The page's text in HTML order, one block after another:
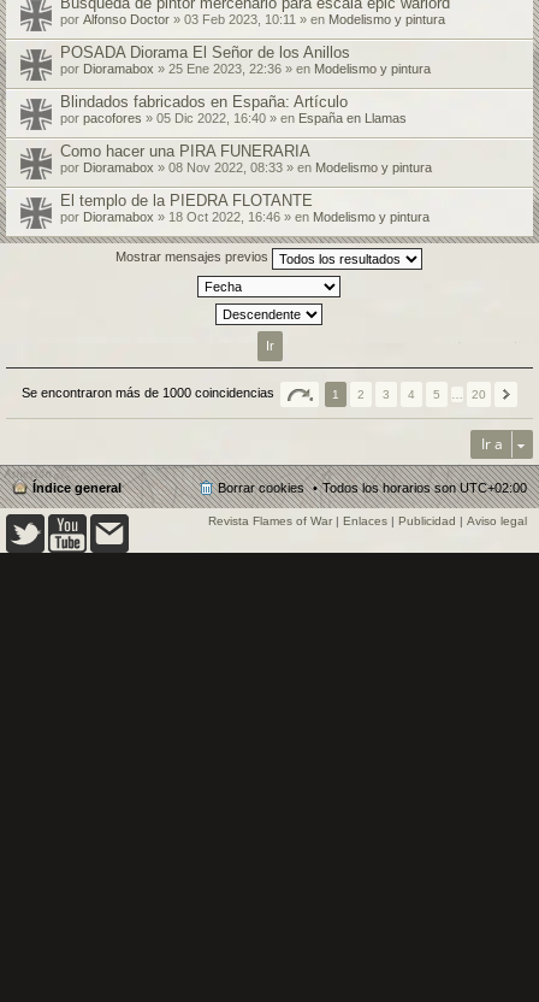
por Alfonso Doctor » 03 Feb 2023, 10:11 » en Modelismo y pintura
POSADA Diorama El Señor de los Anillos
por Dioramabox » 25 Ene 2023, 22:36 » en Modelismo y pintura
Blindados fabricados en España: Artículo
por pacofores » 05 Dic 2022, 16:40 » en España en Llamas
Como hacer una PIRA FUNERARIA
por Dioramabox » 08 Nov 2022, 08:33 » en Modelismo y pintura
El templo de la PIEDRA FLOTANTE
por Dioramabox » 18 Oct 2022, 16:46 » en Modelismo y pintura
Mostrar mensajes previos
Se encontraron más de 1000 coincidencias 1 2 3 4 5 20
Ir a
Índice general Todos los horarios sonUTC+02:00
Borrar cookies
Revista Flames of War | Enlaces | Publicidad | Aviso legal